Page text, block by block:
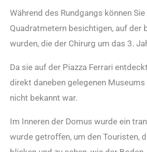
Während des Rundgangs können
Quadratmetern besichtigen, auf der
wurden, die der Chirurg um das 3.
Da sie auf der Piazza Ferrari
direkt daneben gelegenen
nicht bekannt war.
Im Inneren der Domus wurde ein
wurde getroffen, um den Touristen,